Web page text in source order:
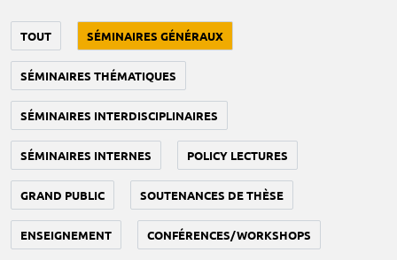
TOUT SÉMINAIRES GÉNÉRAUX
SÉMINAIRES THÉMATIQUES
SÉMINAIRES INTERDISCIPLINAIRES
SÉMINAIRES INTERNES POLICY LECTURES
GRAND PUBLIC SOUTENANCES DE THÈSE
ENSEIGNEMENT CONFÉRENCES/WORKSHOPS